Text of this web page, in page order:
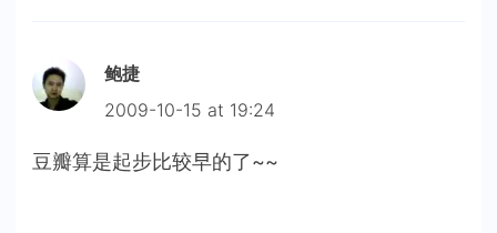
鲍捷
2009-10-15 at 19:24
豆瓣算是起步比较早的了~~